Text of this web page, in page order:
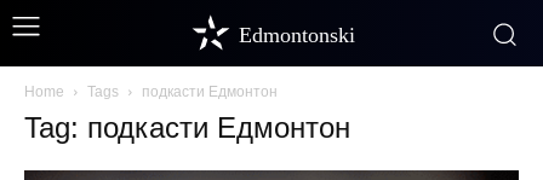
Edmontonski
Home Tags подкасти Едмонтон
Tag: подкасти Едмонтон